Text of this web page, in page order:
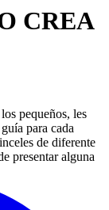
CREA
pequeños, les
para cada
de diferente
presentar alguna